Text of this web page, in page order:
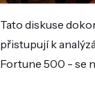
Tato diskuse
přistupují k
Fortune 500 - se